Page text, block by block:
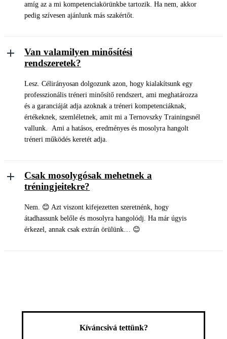
amíg az a mi kompetenciakörünkbe tartozik. Ha nem, akkor
pedig szívesen ajánlunk más szakértőt.
Van valamilyen minősítési
rendszeretek?
Lesz. Célirányosan dolgozunk azon, hogy kialakítsunk egy
professzionális tréneri minősítő rendszert, ami meghatározza
és a garanciáját adja azoknak a tréneri kompetenciáknak,
értékeknek, szemléletnek, amit mi a Ternovszky Trainingsnél
vallunk. Ami a hatásos, eredményes és mosolyra hangolt
tréneri működés keretét adja.
Csak mosolygósak mehetnek a
tréningjeitekre?
Nem. 😊 Azt viszont kifejezetten szeretnénk, hogy
átadhassunk belőle és mosolyra hangolódj. Ha már úgyis
érkezel, annak csak extrán örülünk… 😊
Kíváncsivá tettünk?